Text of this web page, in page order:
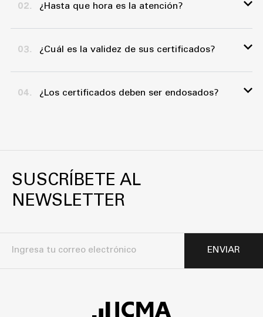
02. ¿Hasta que hora es la atención?
El horario de atención es de lunes a viernes
sábados de 08:30 a 1300 horas
03. ¿Cuál es la validez de sus certificados?
Todo depende del tipo de curso, pero van
04. ¿Los certificados deben ser endosados?
SUSCRÍBETE AL
NEWSLETTER
ENVIAR